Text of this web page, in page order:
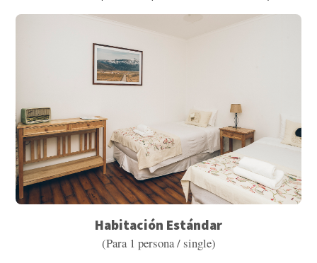
Habitación Estándar
(Para 1 persona / single)